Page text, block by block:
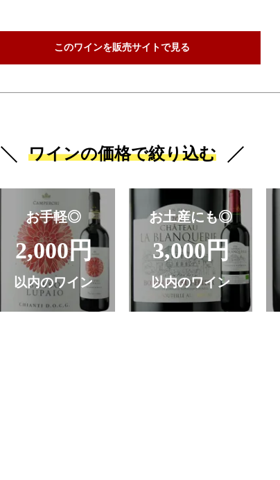
このワインを販売サイトで見る
ワインの価格で絞り込む
お手軽◎
2,000円
以内のワイン
お土産にも◎
3,000円
以内のワイン